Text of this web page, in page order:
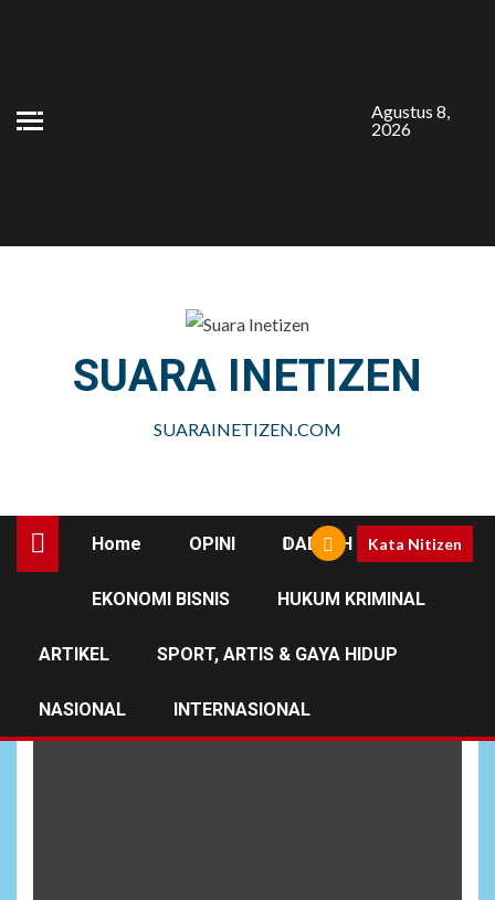
Agustus 8,
2026
SUARA INETIZEN
SUARAINETIZEN.COM
Home OPINI DAERAH
EKONOMI BISNIS HUKUM KRIMINAL
ARTIKEL SPORT, ARTIS & GAYA HIDUP
NASIONAL INTERNASIONAL
Kata Nitizen